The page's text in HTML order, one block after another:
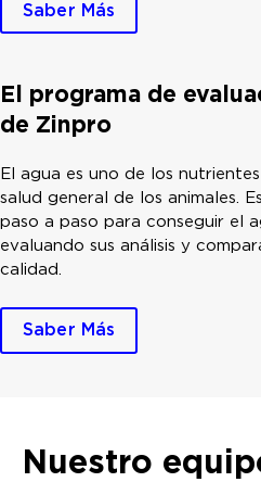
Saber Más
El programa de
de Zinpro
El agua es uno de los
salud general de los animales.
paso a paso para conseguir el
evaluando sus análisis y
calidad.
Saber Más
Nuestro